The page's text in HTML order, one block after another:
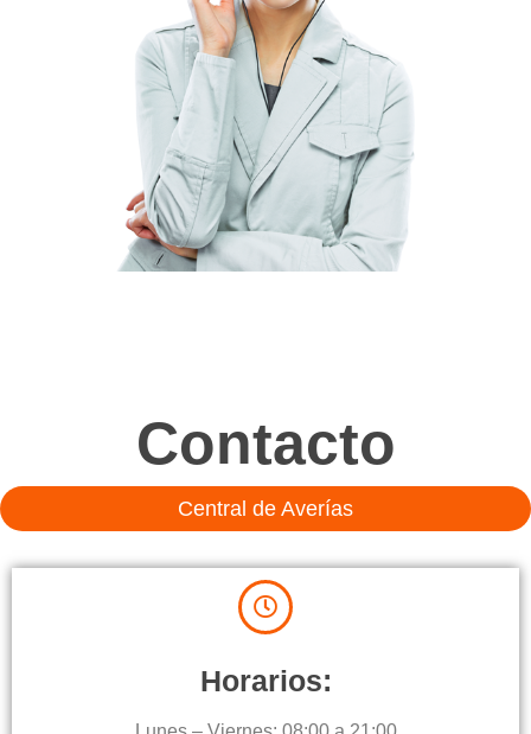
Contacto
Central de Averías
Horarios: